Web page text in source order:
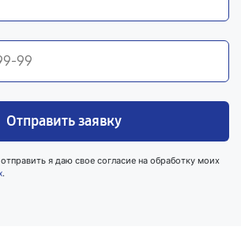
Отправить заявку
я даю свое согласие на обработку моих
.